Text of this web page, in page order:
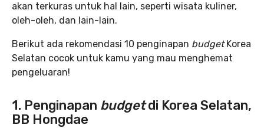
akan terkuras untuk hal lain, seperti wisata kuliner,
oleh-oleh, dan lain-lain.
Berikut ada rekomendasi 10 penginapan budgetKorea
Selatan cocok untuk kamu yang mau menghemat
pengeluaran!
1. Penginapan budgetdi Korea Selatan,
BB Hongdae